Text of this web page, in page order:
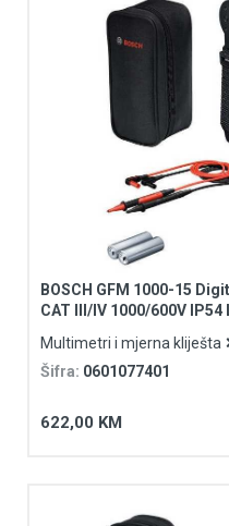
BOSCH GFM 1000-15
CAT III/IV 1000/600V
Multimetri i mjerna kliješta
Šifra: 0601077401
622,00 KM